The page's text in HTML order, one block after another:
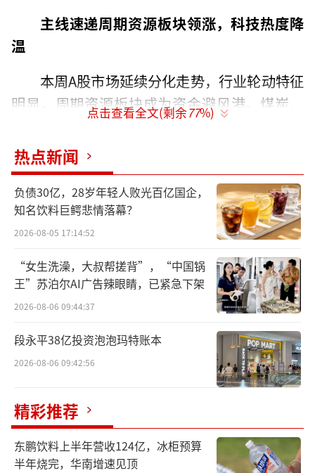
主线速递周期资源板块领涨，科技热度降
温
本周A股市场延续分化走势，行业轮动特征
明显，周期资源板块成为资金避风港。煤炭、
通信、机械设备三大板块表现最强，其中煤炭
以6.36%的周涨幅稳居榜首，且连续两周保持
强势；通信板块本周涨幅3.87%，虽较上周有
所回落，仍是科技方向中表现最稳健的领域。
与之形成对比的是，科技主线整体热度明显降
温，电子板块本周微跌0.82%，国防军工下跌0.
72%，前期热门赛道普遍承压。
从成交额维度观察，本周市场呈现典型
的“缩量调整”特征，多数行业成交额出现不
同程度回落。电子板块虽以4464.88亿元稳居成
交榜首，但较上周萎缩约13%；电力设备板块
成交额降幅达15.8%，同时本周跌幅为前十行
业中最大。值得关注的是，通信板块成为少
数“量价齐升”的方向，显示资金在科技内部
进行结构性切换。
点击查看全文(剩余77%)
热点新闻
负债30亿，28岁年轻人败光百亿国企，
知名饮料巨鳄悲情落幕？
2026-08-05 17:14:52
“女生洗澡，大叔帮搓背”，“中国锅
王”苏泊尔AI广告辣眼睛，已紧急下架
2026-08-06 09:44:37
段永平38亿投资泡泡玛特账本
2026-08-06 09:42:56
精彩推荐
东鹏饮料上半年营收124亿，冰柜预算
半年烧完，华南增速见顶